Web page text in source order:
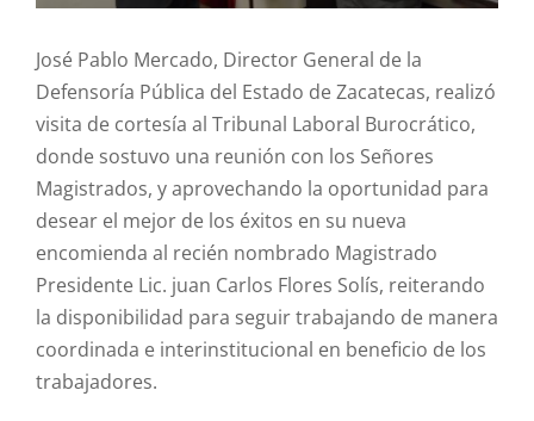
José Pablo Mercado, Director General de la
Defensoría Pública del Estado de Zacatecas, realizó
visita de cortesía al Tribunal Laboral Burocrático,
donde sostuvo una reunión con los Señores
Magistrados, y aprovechando la oportunidad para
desear el mejor de los éxitos en su nueva
encomienda al recién nombrado Magistrado
Presidente Lic. juan Carlos Flores Solís, reiterando
la disponibilidad para seguir trabajando de manera
coordinada e interinstitucional en beneficio de los
trabajadores.